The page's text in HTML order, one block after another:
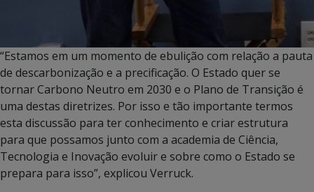
“Estamos em um momento de ebulição com relação a pauta
de descarbonização e a precificação. O Estado quer se
tornar Carbono Neutro em 2030 e o Plano de Transição é
uma destas diretrizes. Por isso e tão importante termos
esta discussão para ter conhecimento e criar estrutura
para que possamos junto com a academia de Ciência,
Tecnologia e Inovação evoluir e sobre como o Estado se
prepara para isso”, explicou Verruck.